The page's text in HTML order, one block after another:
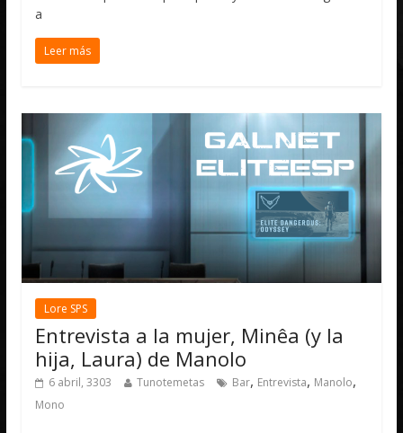
a
Leer más
Lore SPS
Entrevista a la mujer, Minêa (y la
hija, Laura) de Manolo
6 abril, 3303 Tunotemetas Bar, Entrevista, Manolo,
Mono